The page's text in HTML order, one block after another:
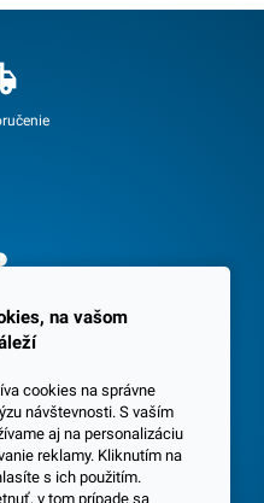
zákazníkov
v Senci
na vašom
cookies na správne
návštevnosti. S vaším
aj na personalizáciu
reklamy. Kliknutím na
s ich použitím.
v tom prípade sa